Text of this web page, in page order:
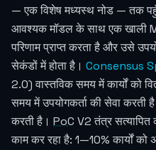
— एक विशेष मध्यस्थ नोड — तक
आवश्यक मॉडल के साथ एक खाली
परिणाम प्राप्त करता है और उसे
सेकंडों में होता है। Consensus
2.0) वास्तविक समय में कार्यों को
समय में उपयोगकर्ता की सेवा करती
करती है। PoC V2 तंत्र सत्यापित
काम कर रहा है: 1—10% कार्यों को